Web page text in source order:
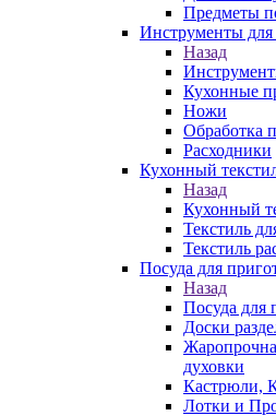
Предметы
Инструменты для
Назад
Кухонные
Ножи
Обработка
Расходники
Кухонный
Назад
Кухонный
Текстиль
Текстиль
Посуда для
Назад
Посуда для
Доски
духовки
Кастрюли,
Лотки и